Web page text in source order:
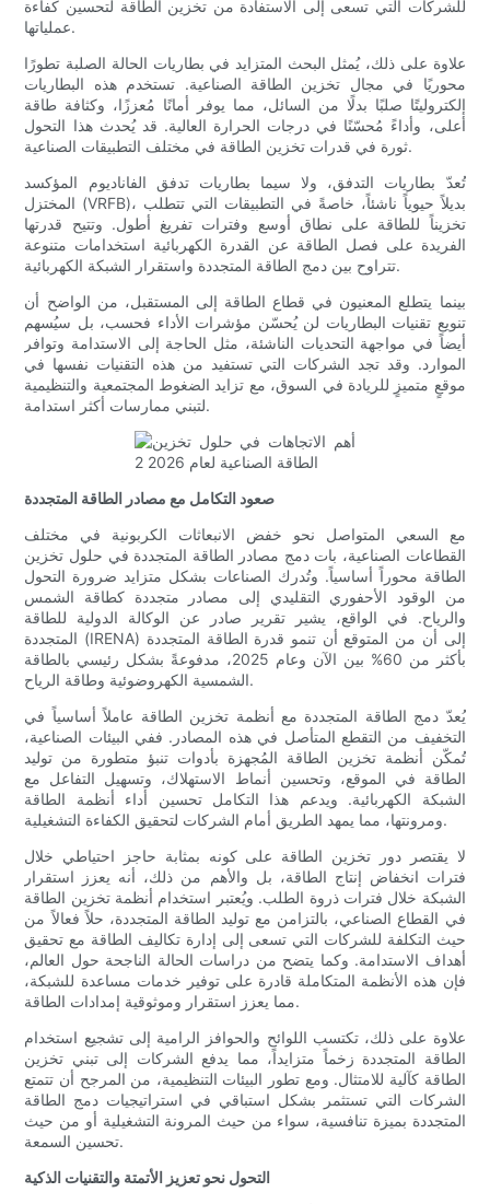
للشركات التي تسعى إلى الاستفادة من تخزين الطاقة لتحسين كفاءة
عملياتها.
علاوة على ذلك، يُمثل البحث المتزايد في بطاريات الحالة الصلبة تطورًا
محوريًا في مجال تخزين الطاقة الصناعية. تستخدم هذه البطاريات
إلكتروليتًا صلبًا بدلًا من السائل، مما يوفر أمانًا مُعززًا، وكثافة طاقة
أعلى، وأداءً مُحسّنًا في درجات الحرارة العالية. قد يُحدث هذا التحول
ثورة في قدرات تخزين الطاقة في مختلف التطبيقات الصناعية.
تُعدّ بطاريات التدفق، ولا سيما بطاريات تدفق الفاناديوم المؤكسد
المختزل (VRFB)، بديلاً حيوياً ناشئاً، خاصةً في التطبيقات التي تتطلب
تخزيناً للطاقة على نطاق أوسع وفترات تفريغ أطول. وتتيح قدرتها
الفريدة على فصل الطاقة عن القدرة الكهربائية استخدامات متنوعة
تتراوح بين دمج الطاقة المتجددة واستقرار الشبكة الكهربائية.
بينما يتطلع المعنيون في قطاع الطاقة إلى المستقبل، من الواضح أن
تنويع تقنيات البطاريات لن يُحسّن مؤشرات الأداء فحسب، بل سيُسهم
أيضاً في مواجهة التحديات الناشئة، مثل الحاجة إلى الاستدامة وتوافر
الموارد. وقد تجد الشركات التي تستفيد من هذه التقنيات نفسها في
موقعٍ متميزٍ للريادة في السوق، مع تزايد الضغوط المجتمعية والتنظيمية
لتبني ممارسات أكثر استدامة.
صعود التكامل مع مصادر الطاقة المتجددة
مع السعي المتواصل نحو خفض الانبعاثات الكربونية في مختلف
القطاعات الصناعية، بات دمج مصادر الطاقة المتجددة في حلول تخزين
الطاقة محوراً أساسياً. وتُدرك الصناعات بشكل متزايد ضرورة التحول
من الوقود الأحفوري التقليدي إلى مصادر متجددة كطاقة الشمس
والرياح. في الواقع، يشير تقرير صادر عن الوكالة الدولية للطاقة
المتجددة (IRENA) إلى أن من المتوقع أن تنمو قدرة الطاقة المتجددة
بأكثر من 60% بين الآن وعام 2025، مدفوعةً بشكل رئيسي بالطاقة
الشمسية الكهروضوئية وطاقة الرياح.
يُعدّ دمج الطاقة المتجددة مع أنظمة تخزين الطاقة عاملاً أساسياً في
التخفيف من التقطع المتأصل في هذه المصادر. ففي البيئات الصناعية،
تُمكّن أنظمة تخزين الطاقة المُجهزة بأدوات تنبؤ متطورة من توليد
الطاقة في الموقع، وتحسين أنماط الاستهلاك، وتسهيل التفاعل مع
الشبكة الكهربائية. ويدعم هذا التكامل تحسين أداء أنظمة الطاقة
ومرونتها، مما يمهد الطريق أمام الشركات لتحقيق الكفاءة التشغيلية.
لا يقتصر دور تخزين الطاقة على كونه بمثابة حاجز احتياطي خلال
فترات انخفاض إنتاج الطاقة، بل والأهم من ذلك، أنه يعزز استقرار
الشبكة خلال فترات ذروة الطلب. ويُعتبر استخدام أنظمة تخزين الطاقة
في القطاع الصناعي، بالتزامن مع توليد الطاقة المتجددة، حلاً فعالاً من
حيث التكلفة للشركات التي تسعى إلى إدارة تكاليف الطاقة مع تحقيق
أهداف الاستدامة. وكما يتضح من دراسات الحالة الناجحة حول العالم،
فإن هذه الأنظمة المتكاملة قادرة على توفير خدمات مساعدة للشبكة،
مما يعزز استقرار وموثوقية إمدادات الطاقة.
علاوة على ذلك، تكتسب اللوائح والحوافز الرامية إلى تشجيع استخدام
الطاقة المتجددة زخماً متزايداً، مما يدفع الشركات إلى تبني تخزين
الطاقة كآلية للامتثال. ومع تطور البيئات التنظيمية، من المرجح أن تتمتع
الشركات التي تستثمر بشكل استباقي في استراتيجيات دمج الطاقة
المتجددة بميزة تنافسية، سواء من حيث المرونة التشغيلية أو من حيث
تحسين السمعة.
التحول نحو تعزيز الأتمتة والتقنيات الذكية